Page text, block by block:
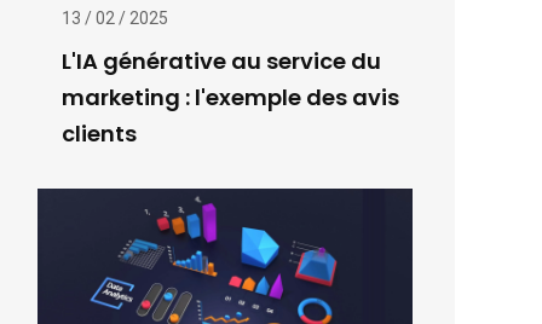
13 / 02 / 2025
L'IA générative au service du
marketing : l'exemple des avis
clients